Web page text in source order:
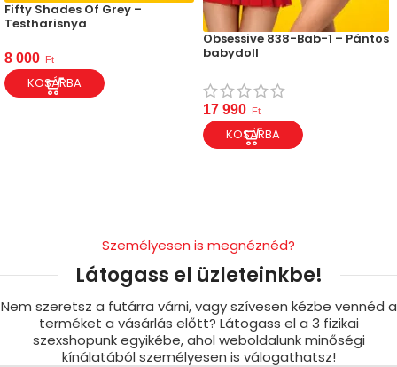
Fifty Shades Of Grey –
Testharisnya
8 000 Ft
KOSÁRBA
Obsessive 838-Bab-1 – Pántos
babydoll
17 990 Ft
KOSÁRBA
Személyesen is megnéznéd?
Látogass el üzleteinkbe!
Nem szeretsz a futárra várni, vagy szívesen kézbe vennéd a
terméket a vásárlás előtt? Látogass el a 3 fizikai
szexshopunk egyikébe, ahol weboldalunk minőségi
kínálatából személyesen is válogathatsz!